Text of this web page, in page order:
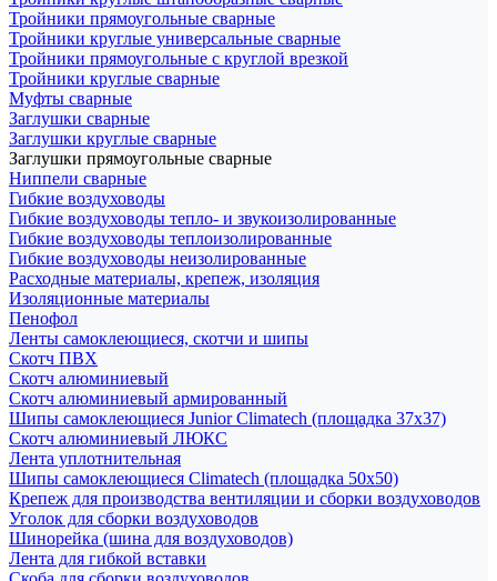
Тройники прямоугольные сварные
Тройники круглые универсальные сварные
Тройники прямоугольные с круглой врезкой
Тройники круглые сварные
Муфты сварные
Заглушки сварные
Заглушки круглые сварные
Заглушки прямоугольные сварные
Ниппели сварные
Гибкие воздуховоды
Гибкие воздуховоды тепло- и звукоизолированные
Гибкие воздуховоды теплоизолированные
Гибкие воздуховоды неизолированные
Расходные материалы, крепеж, изоляция
Изоляционные материалы
Пенофол
Ленты самоклеющиеся, скотчи и шипы
Скотч ПВХ
Скотч алюминиевый
Скотч алюминиевый армированный
Шипы самоклеющиеся Junior Climatech (площадка 37х37)
Скотч алюминиевый ЛЮКС
Лента уплотнительная
Шипы самоклеющиеся Climatech (площадка 50х50)
Крепеж для производства вентиляции и сборки воздуховодов
Уголок для сборки воздуховодов
Шинорейка (шина для воздуховодов)
Лента для гибкой вставки